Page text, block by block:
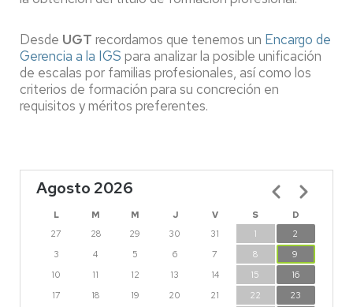
Desde UGT recordamos que tenemos un Encargo de
Gerencia a la IGS para analizar la posible unificación
de escalas por familias profesionales, así como los
criterios de formación para su concreción en
requisitos y méritos preferentes.
Agosto 2026
L M M J V S
D
27
28 29 30 31 1
2
3
4 5 6 7 8
9
10
11 12 13 14 15
16
17
18 19 20 21 22
23
Paginación